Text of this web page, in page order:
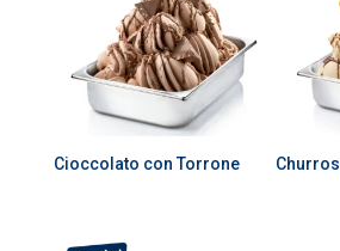
Cioccolato con Torrone Churros